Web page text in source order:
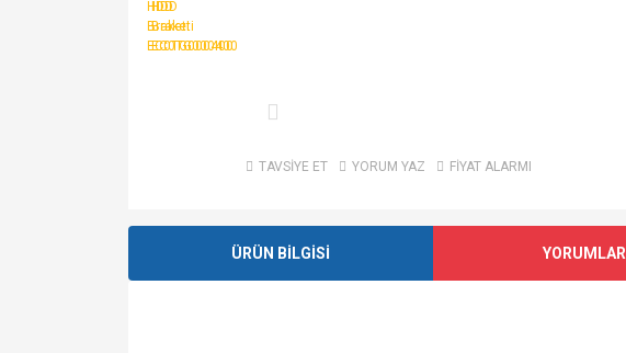
TAVSİYE ET YORUM YAZ FİYAT ALARMI
ÜRÜN BİLGİSİ YORUMLAR